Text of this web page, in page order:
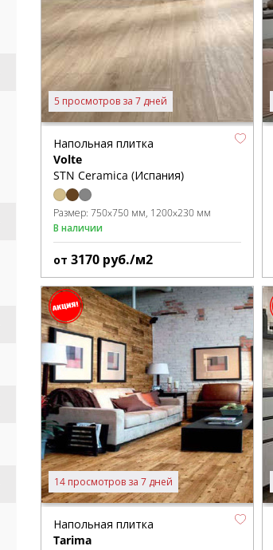
5 просмотров за 7 дней
Напольная плитка
Volte
STN Ceramica (Испания)
Размер: 750x750 мм 1200x230 мм
В наличии
от 3170 руб./м2
14 просмотров за 7 дней
Напольная плитка
Tarima